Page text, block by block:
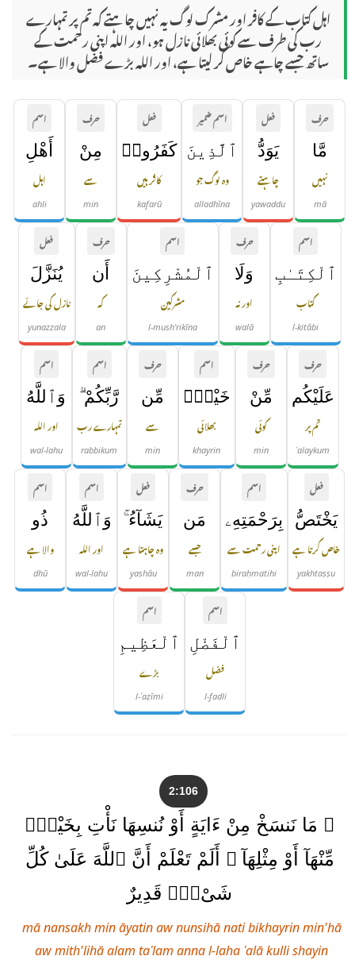
اہل کتاب کے کافر اور مشرک لوگ یہ نہیں چاہتے کہ تم پر تمہارے
رب کی طرف سے کوئی بھلائی نازل ہو، اور اللہ اپنی رحمت کے
ساتھ جسے چاہے خاص کر لیتا ہے، اور اللہ بڑے فضل والا ہے۔
حرف
مَّا
نہیں
mā
فعل
يَوَدُّ
چاہتے
yawaddu
اسم ضمیر
ٱلَّذِينَ
وہ لوگ جو
alladhīna
فعل
كَفَرُوا۟
کافر ہیں
kafarū
حرف
مِنْ
سے
min
اسم
أَهْلِ
اہل
ahli
اسم
ٱلْكِتَـٰبِ
کتاب
l-kitābi
حرف
وَلَا
اور نہ
walā
اسم
ٱلْمُشْرِكِينَ
مشرکین
l-mush'rikīna
حرف
أَن
کہ
an
فعل
يُنَزَّلَ
نازل کی جائے
yunazzala
حرف
عَلَيْكُم
تم پر
ʿalaykum
حرف
مِّنْ
کوئی
min
اسم
خَيْرٍۢ
بھلائی
khayrin
حرف
مِّن
سے
min
اسم
رَّبِّكُمْ ۗ
تمہارے رب
rabbikum
اسم
وَٱللَّهُ
اور اللہ
wal-lahu
فعل
يَخْتَصُّ
خاص کرتا ہے
yakhtaṣṣu
اسم
بِرَحْمَتِهِۦ
اپنی رحمت سے
biraḥmatihi
حرف
مَن
جسے
man
فعل
يَشَآءُ ۚ
وہ چاہتا ہے
yashāu
اسم
وَٱللَّهُ
اور اللہ
wal-lahu
اسم
ذُو
والا ہے
dhū
اسم
ٱلْفَضْلِ
فضل
l-faḍli
اسم
ٱلْعَظِيمِ
بڑے
l-ʿaẓīmi
2:106
۞ مَا نَنسَخْ مِنْ ءَايَةٍ أَوْ نُنسِهَا نَأْتِ بِخَيْرٍۢ
مِّنْهَآ أَوْ مِثْلِهَآ ۗ أَلَمْ تَعْلَمْ أَنَّ ٱللَّهَ عَلَىٰ كُلِّ
شَىْءٍۢ قَدِيرٌ
mā nansakh min āyatin aw nunsihā nati bikhayrin min'hā
aw mith'lihā alam taʿlam anna l-laha ʿalā kulli shayin